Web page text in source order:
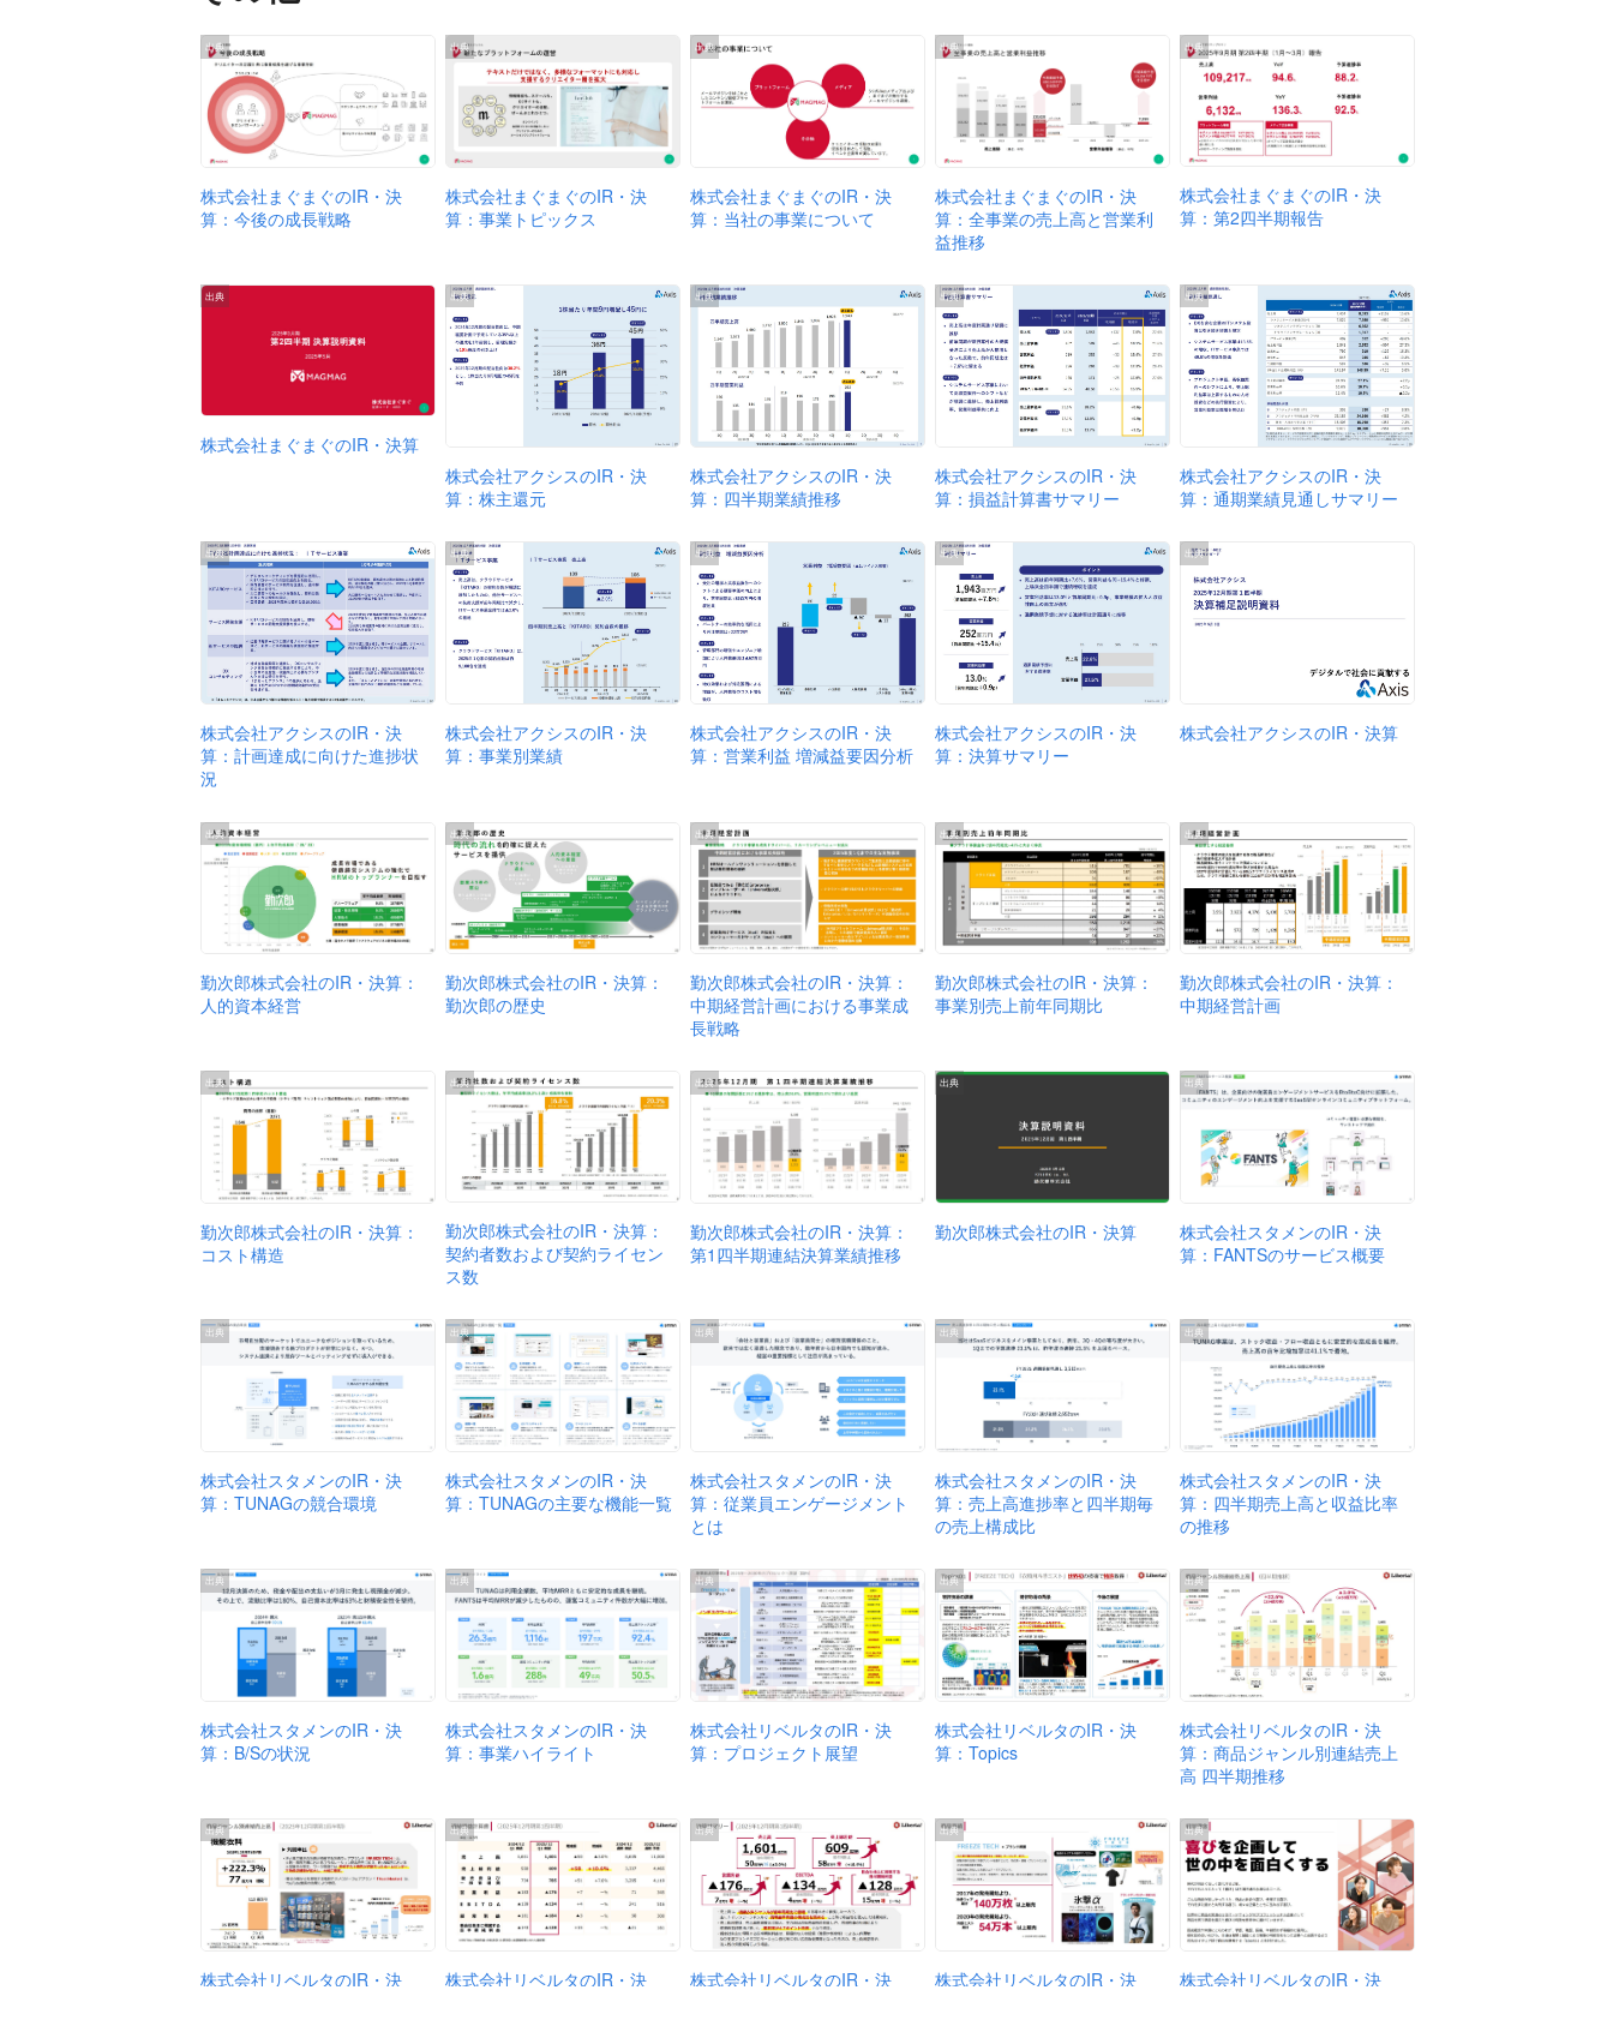
出典
株式会社まぐまぐのIR・決
算：今後の成長戦略
出典
株式会社まぐまぐのIR・決
算：事業トピックス
出典
株式会社まぐまぐのIR・決
算：当社の事業について
出典
株式会社まぐまぐのIR・決
算：全事業の売上高と営業利
益推移
出典
株式会社まぐまぐのIR・決
算：第2四半期報告
出典
株式会社まぐまぐのIR・決算
出典
株式会社アクシスのIR・決
算：株主還元
出典
株式会社アクシスのIR・決
算：四半期業績推移
出典
株式会社アクシスのIR・決
算：損益計算書サマリー
出典
株式会社アクシスのIR・決
算：通期業績見通しサマリー
出典
株式会社アクシスのIR・決
算：計画達成に向けた進捗状
況
出典
株式会社アクシスのIR・決
算：事業別業績
出典
株式会社アクシスのIR・決
算：営業利益 増減益要因分析
出典
株式会社アクシスのIR・決
算：決算サマリー
出典
株式会社アクシスのIR・決算
出典
勤次郎株式会社のIR・決算：
人的資本経営
出典
勤次郎株式会社のIR・決算：
勤次郎の歴史
出典
勤次郎株式会社のIR・決算：
中期経営計画における事業成
長戦略
出典
勤次郎株式会社のIR・決算：
事業別売上前年同期比
出典
勤次郎株式会社のIR・決算：
中期経営計画
出典
勤次郎株式会社のIR・決算：
コスト構造
出典
勤次郎株式会社のIR・決算：
契約者数および契約ライセン
ス数
出典
勤次郎株式会社のIR・決算：
第1四半期連結決算業績推移
出典
勤次郎株式会社のIR・決算
出典
株式会社スタメンのIR・決
算：FANTSのサービス概要
出典
株式会社スタメンのIR・決
算：TUNAGの競合環境
出典
株式会社スタメンのIR・決
算：TUNAGの主要な機能一覧
出典
株式会社スタメンのIR・決
算：従業員エンゲージメント
とは
出典
株式会社スタメンのIR・決
算：売上高進捗率と四半期毎
の売上構成比
出典
株式会社スタメンのIR・決
算：四半期売上高と収益比率
の推移
出典
株式会社スタメンのIR・決
算：B/Sの状況
出典
株式会社スタメンのIR・決
算：事業ハイライト
出典
株式会社リベルタのIR・決
算：プロジェクト展望
出典
株式会社リベルタのIR・決
算：Topics
出典
株式会社リベルタのIR・決
算：商品ジャンル別連結売上
高 四半期推移
出典
株式会社リベルタのIR・決
出典
株式会社リベルタのIR・決
出典
株式会社リベルタのIR・決
出典
株式会社リベルタのIR・決
出典
株式会社リベルタのIR・決